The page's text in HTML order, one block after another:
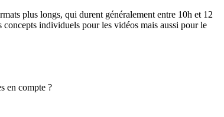
plus longs, qui durent généralement entre 10h et 12
individuels pour les vidéos mais aussi pour le
en compte ?